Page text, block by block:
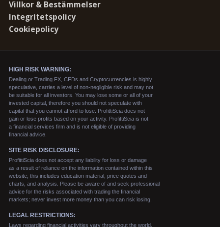
Villkor & Bestämmelser
Integritetspolicy
Cookiepolicy